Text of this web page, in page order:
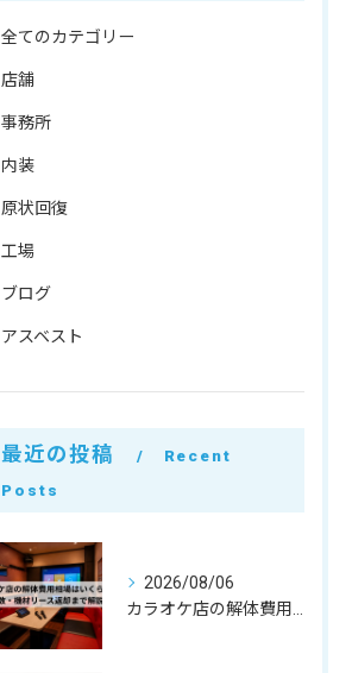
全てのカテゴリー
店舗
事務所
内装
原状回復
工場
ブログ
アスベスト
最近の投稿
Recent
Posts
2026/08/06